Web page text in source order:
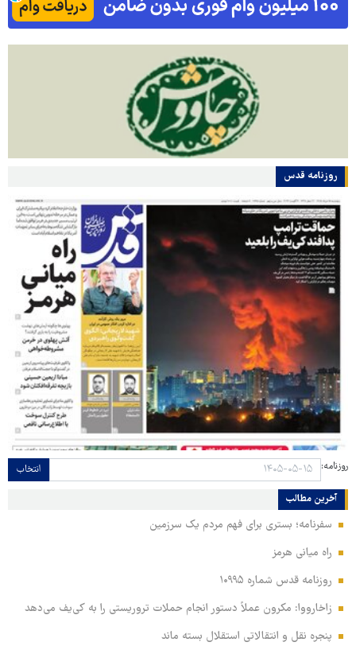
روزنامه قدس
روزنامه: انتخاب
آخرین مطالب
سفرنامه؛ بستری برای فهم مردم یک سرزمین
راه میانی هرمز
روزنامه قدس شماره ۱۰۹۹۵
زاخارووا: مکرون عملاً دستور انجام حملات تروریستی را به کی‌یف می‌دهد
پنجره‌ نقل و انتقالاتی استقلال بسته ماند